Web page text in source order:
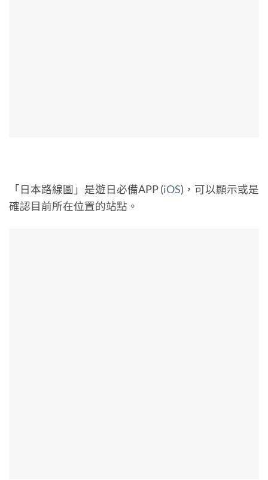
「日本路線圖」是遊日必備APP (iOS)，可以顯示或是
確認目前所在位置的站點。